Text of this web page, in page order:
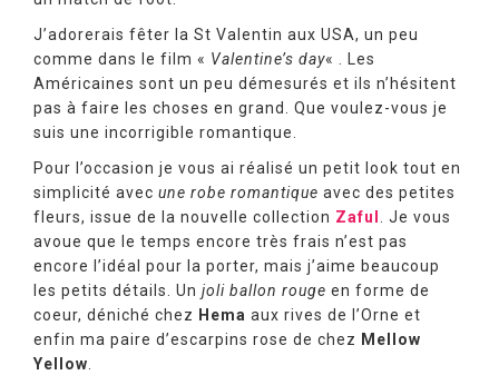
J’adorerais fêter la St Valentin aux USA, un peu
comme dans le film « Valentine’s day« . Les
Américaines sont un peu démesurés et ils n’hésitent
pas à faire les choses en grand. Que voulez-vous je
suis une incorrigible romantique.
Pour l’occasion je vous ai réalisé un petit look tout en
simplicité avec une robe romantique avec des petites
fleurs, issue de la nouvelle collection Zaful . Je vous
avoue que le temps encore très frais n’est pas
encore l’idéal pour la porter, mais j’aime beaucoup
les petits détails. Un joli ballon rouge en forme de
coeur, déniché chez Hema aux rives de l’Orne et
enfin ma paire d’escarpins rose de chez Mellow
Yellow.